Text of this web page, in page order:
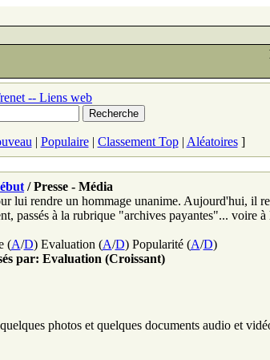
-- Liens web
| Populaire| Classement Top| Aléatoires]
/ Presse - Média
lui rendre un hommage unanime. Aujourd'hui, il
passés à la rubrique "archives payantes"... voire
(A/D) Evaluation (A/D) Popularité (A/D)
par: Evaluation (Croissant)
photos et quelques documents audio et